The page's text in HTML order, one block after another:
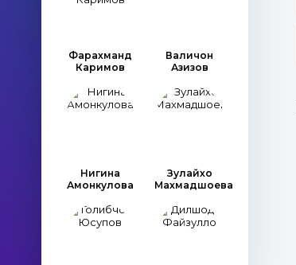
Фарахманд
Каримов
Валичон
Азизов
Нигина
Амонкулова
Зулайхо
Махмадшоева